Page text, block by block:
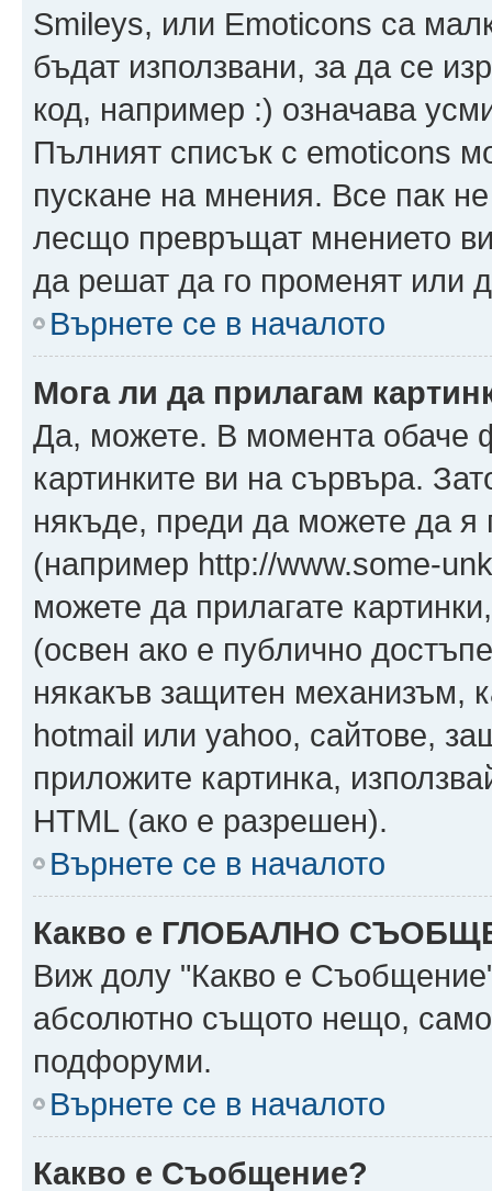
Smileys, или Emoticons са
бъдат използвани, за да се
код, например :) означава
Пълният списък с emoticons
пускане на мнения. Все пак
лесщо превръщат мнението
да решат да го променят или
Върнете се в началото
Мога ли да прилагам
Да, можете. В момента обаче
картинките ви на сървъра.
някъде, преди да можете да
(например http://www.some-
можете да прилагате
(освен ако е публично
някакъв защитен механизъм,
hotmail или yahoo, сайтове,
приложите картинка,
HTML (ако е разрешен).
Върнете се в началото
Какво е ГЛОБАЛНО
Виж долу "Какво е
абсолютно същото нещо,
подфоруми.
Върнете се в началото
Какво е Съобщение?